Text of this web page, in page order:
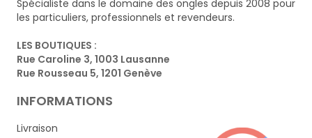
Spécialiste dans le domaine des ongles depuis 2008 pour
les particuliers, professionnels et revendeurs.
LES BOUTIQUES :
Rue Caroline 3, 1003 Lausanne
Rue Rousseau 5, 1201 Genève
INFORMATIONS
Livraison